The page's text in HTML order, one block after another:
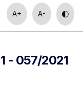
A+ A-
- 057/2021